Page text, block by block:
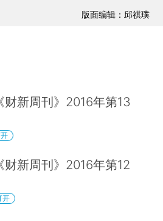
版面编辑：邱祺璞
新周刊》2016年第13
新周刊》2016年第12
开